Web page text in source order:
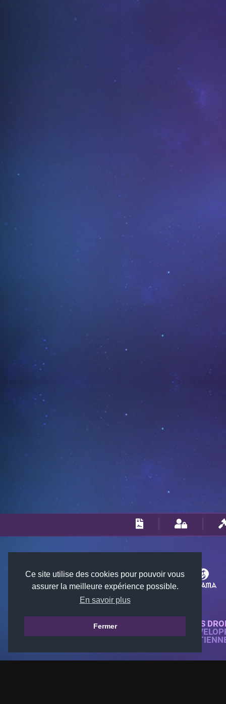
Ce site utilise des cookies pour pouvoir vous
assurer la meilleure expérience possible.
En savoir plus
Fermer
© 2018-2026 KTARENA. TOUS
SITE WEB ENTIÈREMENT
TOUTES LES IMAGES